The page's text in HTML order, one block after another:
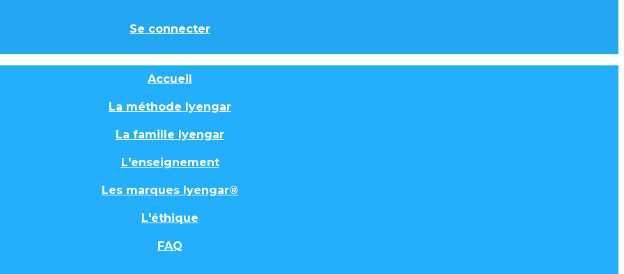
Se connecter
Accueil
La méthode Iyengar
La famille Iyengar
L'enseignement
Les marques Iyengar®
L'éthique
FAQ